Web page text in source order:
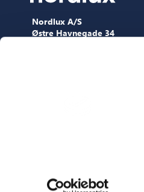
Nordlux A/S
Østre Havnegade 34